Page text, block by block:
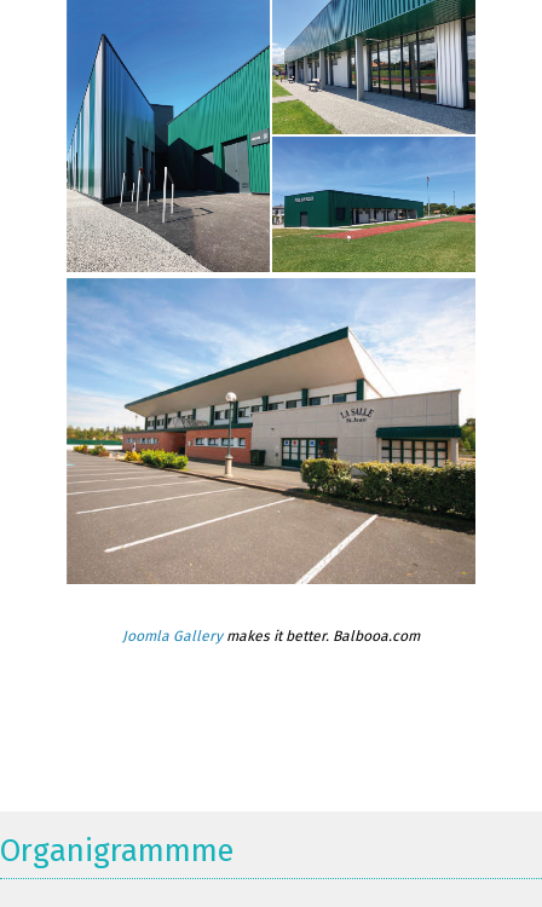
Joomla Gallerymakes it better. Balbooa.com
Organigrammme